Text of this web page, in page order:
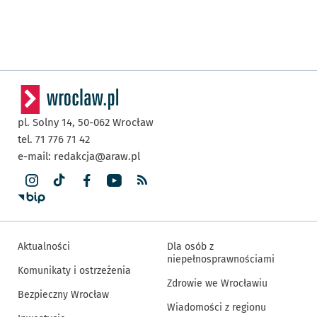
pl. Solny 14, 50-062 Wrocław
tel. 71 776 71 42
e-mail: redakcja@araw.pl
Aktualności
Komunikaty i ostrzeżenia
Bezpieczny Wrocław
Dla osób z
niepełnosprawnościami
Zdrowie we Wrocławiu
Wiadomości z regionu